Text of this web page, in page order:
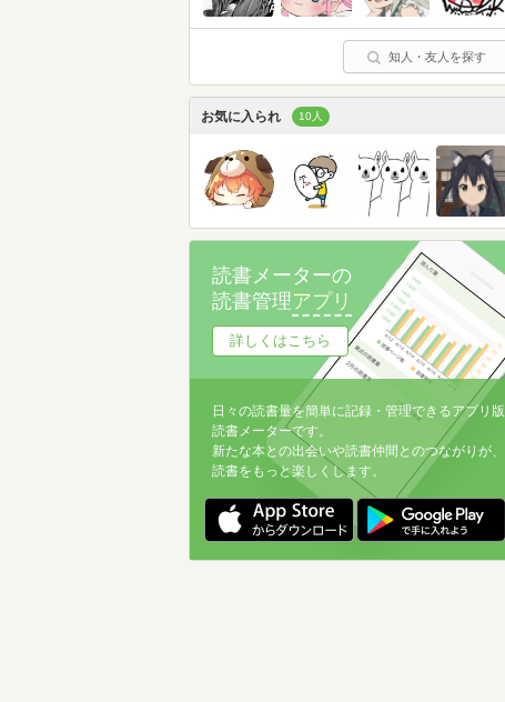
知人・友人を探す
お気に入られ 10人
読書メーターの
読書管理アプリ
詳しくはこちら
日々の読書量を簡単に記録・管理できるアプリ版
読書メーターです。
新たな本との出会いや読書仲間とのつながりが、
読書をもっと楽しくします。